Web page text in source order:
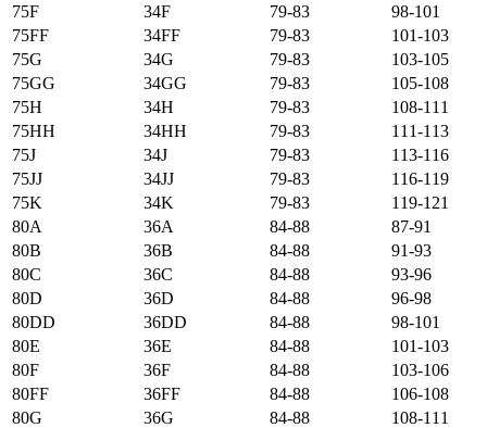
75F
34F 79-83
98-101
75FF
34FF 79-83
101-103
75G
34G 79-83
103-105
75GG
34GG 79-83
105-108
75H
34H 79-83
108-111
75HH
34HH 79-83
111-113
75J
34J 79-83
113-116
75JJ
34JJ 79-83
116-119
75K
34K 79-83
119-121
80А
36А 84-88
87-91
80B
36B 84-88
91-93
80C
36C 84-88
93-96
80D
36D 84-88
96-98
80DD
36DD 84-88
98-101
80E
36E 84-88
101-103
80F
36F 84-88
103-106
80FF
36FF 84-88
106-108
80G
36G 84-88
108-111